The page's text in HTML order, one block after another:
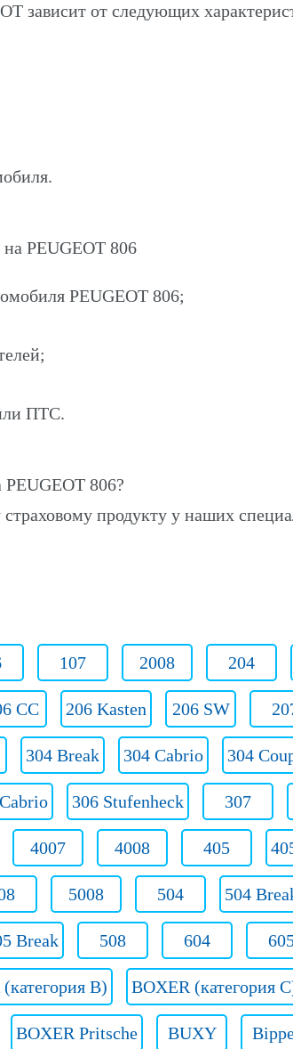
зависит от следующих
PEUGEOT 806
PEUGEOT 806;
ПТС.
806?
продукту у наших
107 2008 204
CC 206 Kasten 206 SW
304 Break 304 Cabrio 304
306 Stufenheck 307
4007 4008 405
5008 504 504
Break 508 604
B) BOXER (категория
BOXER Pritsche BUXY